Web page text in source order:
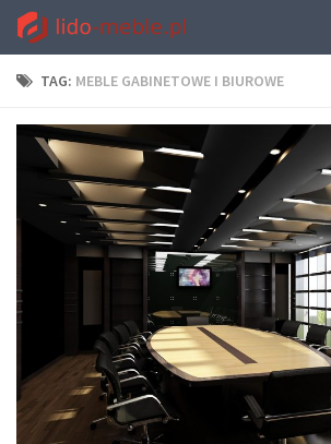
TAG: MEBLE GABINETOWE I BIUROWE